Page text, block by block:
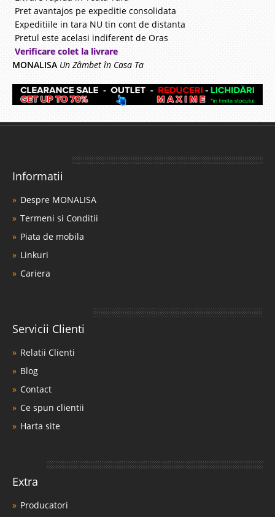
Pret avantajos pe expeditie consolidata
Expeditiile in tara NU tin cont de distanta
Pretul este acelasi indiferent de Oras
Verificare colet la livrare
MONALISA Un Zâmbet în Casa Ta
Informatii
Despre MONALISA
Termeni si Conditii
Piata de mobila
Linkuri
Cariera
Servicii Clienti
Relatii Clienti
Blog
Contact
Ce spun clientii
Harta site
Extra
Producatori